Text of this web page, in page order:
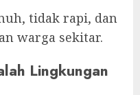
tidak rapi, dan
warga sekitar.
Lingkungan